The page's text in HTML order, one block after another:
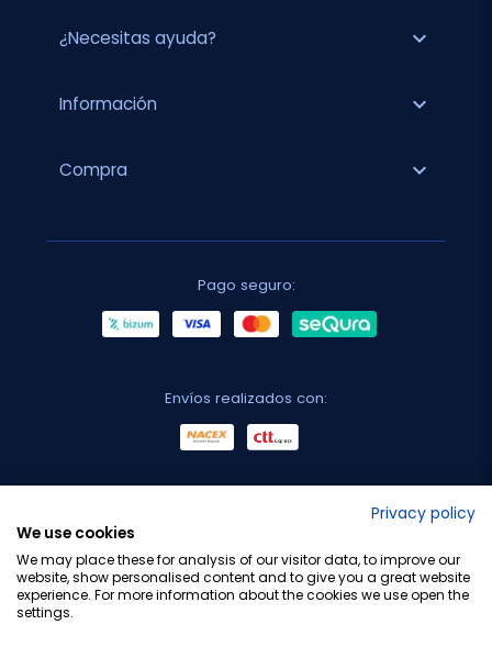
¿Necesitas ayuda? expand_more
Información expand_more
Compra expand_more
Pago seguro:
Envíos realizados con:
Privacy policy
We use cookies
We may place these for analysis of our visitor data, to improve our
website, show personalised content and to give you a great website
experience. For more information about the cookies we use open the
settings.